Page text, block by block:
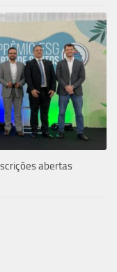
abertas